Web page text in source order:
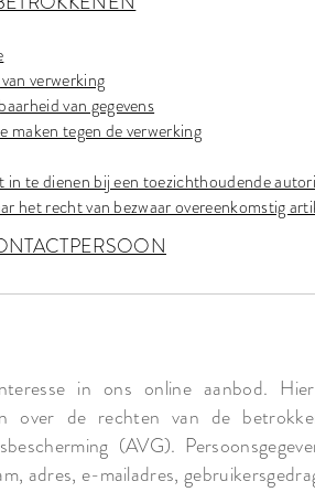
verwerking
van gegevens
maken tegen de verwerking
in te dienen bij een toezichthoudende
het recht van bezwaar overeenkomstig
in ons online aanbod.
over de rechten van de
(AVG).
adres, e-mailadres,